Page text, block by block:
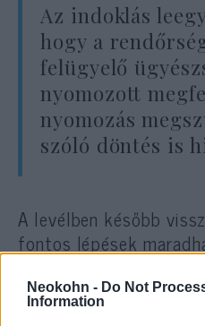
Neokohn - Do Not
Information
Az indoklás
hogy a
felügyelő
nyomozott
nyomozás
szóló döntés is
A levélben később
fontos lépések